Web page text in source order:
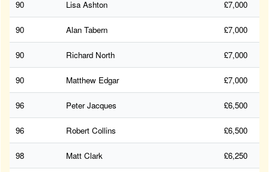
90 Lisa Ashton £7,000
90 Alan Tabern £7,000
90 Richard North £7,000
90 Matthew Edgar £7,000
96 Peter Jacques £6,500
96 Robert Collins £6,500
98 Matt Clark £6,250